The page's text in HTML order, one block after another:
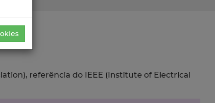
referência do IEEE (Institute of Electrical